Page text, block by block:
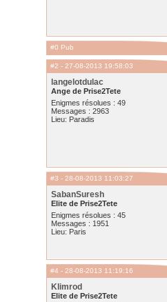
#0 Pub
#2 - 27-08-2013 19:58:03
langelotdulac
Ange de Prise2Tete
Enigmes résolues : 49
Messages : 2963
Lieu: Paradis
#3 - 28-08-2013 11:03:27
SabanSuresh
Elite de Prise2Tete
Enigmes résolues : 45
Messages : 1951
Lieu: Paris
#4 - 28-08-2013 11:19:16
Klimrod
Elite de Prise2Tete